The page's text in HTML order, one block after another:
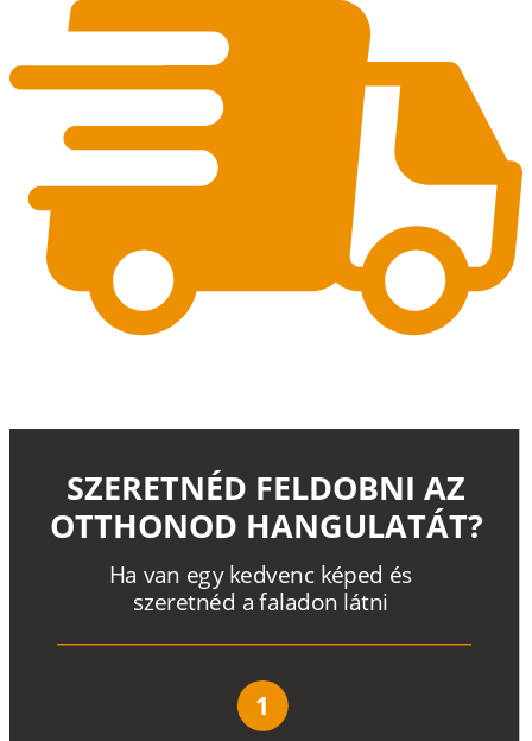
Ha van egy kedvenc képed és
szeretnéd a faladon látni
SZERETNÉD FELDOBNI AZ
OTTHONOD HANGULATÁT?
1